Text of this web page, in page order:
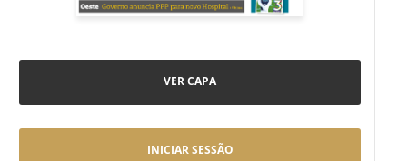
VER CAPA
INICIAR SESSÃO